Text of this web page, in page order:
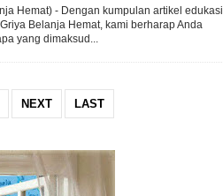
Hemat) - Dengan kumpulan artikel edukasi
Belanja Hemat, kami berharap Anda
yang dimaksud...
NEXT LAST